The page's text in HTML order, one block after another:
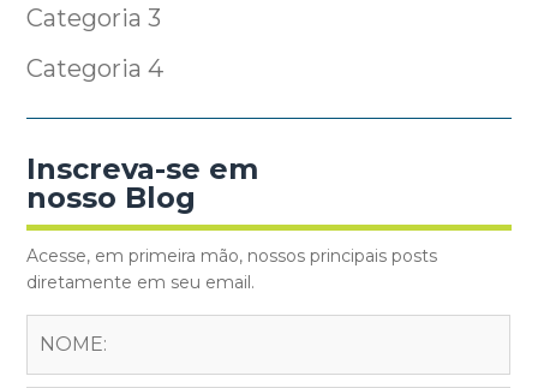
Categoria 3
Categoria 4
Inscreva-se em
nosso Blog
Acesse, em primeira mão, nossos principais posts
diretamente em seu email.